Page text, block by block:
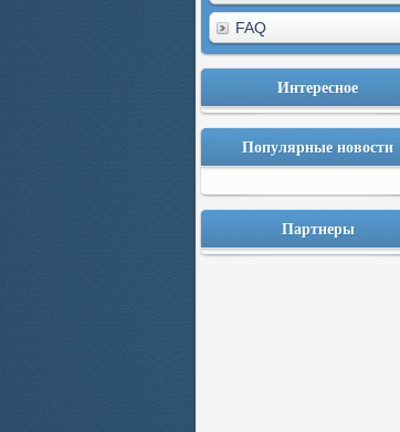
FAQ
Интересное
Популярные новости
Партнеры